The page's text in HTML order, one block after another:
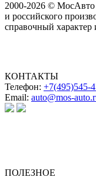
2000-2026 ©
и российского
справочный характер
КОНТАКТЫ
Телефон: +7(495)545-
Email: auto@mos-
ПОЛЕЗНОЕ